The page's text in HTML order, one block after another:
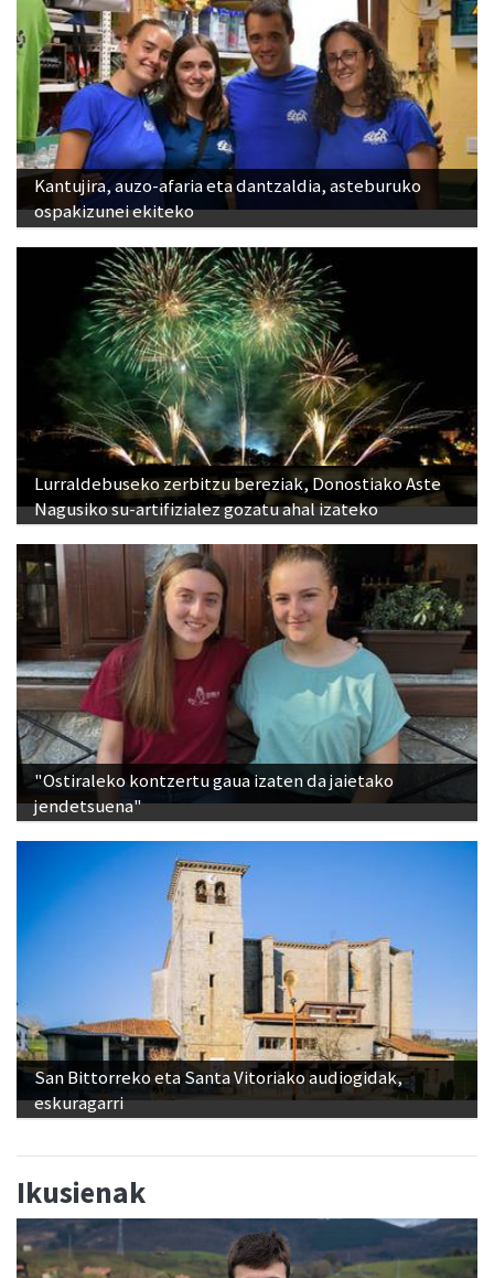
Kantujira, auzo-afaria eta dantzaldia, asteburuko
ospakizunei ekiteko
Lurraldebuseko zerbitzu bereziak, Donostiako Aste
Nagusiko su-artifizialez gozatu ahal izateko
"Ostiraleko kontzertu gaua izaten da jaietako
jendetsuena"
San Bittorreko eta Santa Vitoriako audiogidak,
eskuragarri